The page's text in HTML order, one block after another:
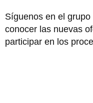
Síguenos en el
conocer las nuevas
participar en los